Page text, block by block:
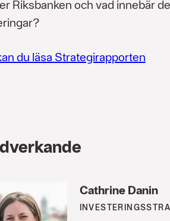
Riksbanken och vad innebär
du läsa Strategirapporten
Cathrine Danin